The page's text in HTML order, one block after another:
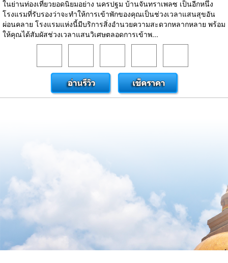
ในย่านท่องเที่ยวยอดนิยมอย่าง นครปฐม บ้านจันทราเพลซ เป็นอีกหนึ่ง
โรงแรมที่รับรองว่าจะทำให้การเข้าพักของคุณเป็นช่วงเวลาแสนสุขอัน
ผ่อนคลาย โรงแรมแห่งนี้มีบริการสิ่งอำนวยความสะดวกหลากหลาย พร้อม
ให้คุณได้สัมผัสช่วงเวลาแสนวิเศษตลอดการเข้าพ...